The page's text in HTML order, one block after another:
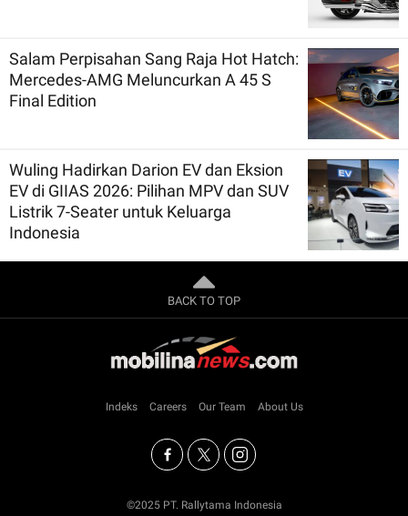
Salam Perpisahan Sang Raja Hot Hatch:
Mercedes-AMG Meluncurkan A 45 S
Final Edition
Wuling Hadirkan Darion EV dan Eksion
EV di GIIAS 2026: Pilihan MPV dan SUV
Listrik 7-Seater untuk Keluarga
Indonesia
BACK TO TOP
Indeks Careers Our Team About Us
©2025 PT. Rallytama Indonesia